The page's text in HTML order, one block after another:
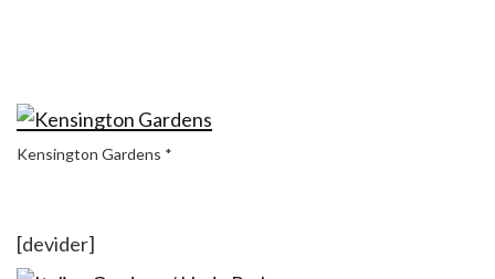
Kensington Gardens *
[devider]